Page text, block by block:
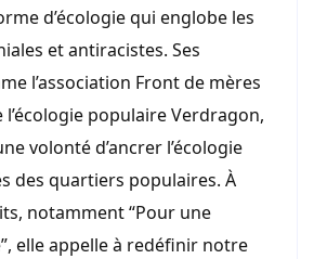
d’écologie qui englobe les
et antiracistes. Ses
l’association Front de mères
populaire Verdragon,
volonté d’ancrer l’écologie
des quartiers populaires. À
notamment “Pour une
elle appelle à redéfinir notre